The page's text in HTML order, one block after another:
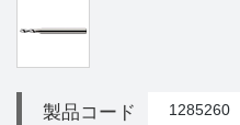
製品コード 1285260